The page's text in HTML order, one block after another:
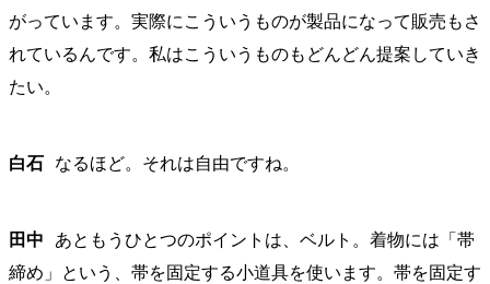
がっています。実際にこういうものが製品になって販売もさ
れているんです。私はこういうものもどんどん提案していき
たい。
白石 なるほど。それは自由ですね。
田中
あともうひとつのポイントは、ベルト。着物には「帯
締め」という、帯を固定する小道具を使います。帯を固定す